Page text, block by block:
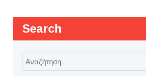
Search
Αναζήτηση
για: